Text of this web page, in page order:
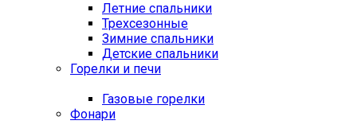
Летние спальники
Трехсезонные
Зимние спальники
Детские спальники
Горелки и печи
Газовые горелки
Фонари